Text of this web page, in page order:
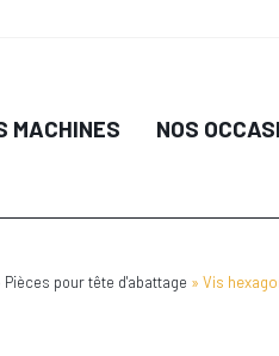
MACHINES NOS
Pièces pour tête d'abattage Vis